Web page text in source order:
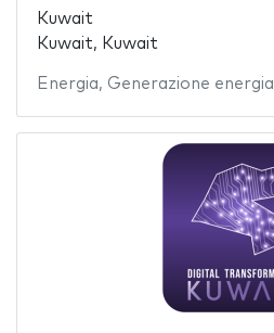
Kuwait
Kuwait, Kuwait
Energia, Generazione energia